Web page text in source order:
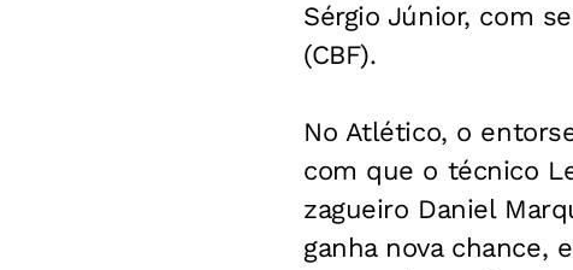
Sérgio Júnior, com
(CBF).
No Atlético, o
com que o técnico
zagueiro Daniel
ganha nova chance,